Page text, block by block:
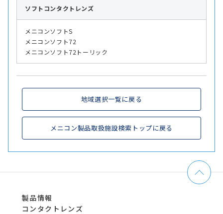
ソフト コンタクトレンズ
メニコンソフトS
メニコンソフト72
メニコンソフト72トーリック
地域選択一覧に戻る
メニコン製品取扱施設検索トップに戻る
製品情報
コンタクトレンズ